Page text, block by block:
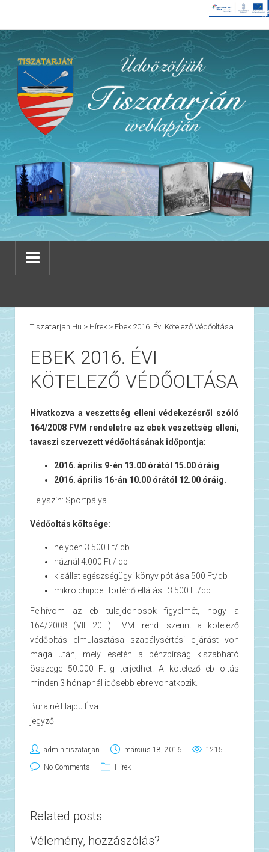
Tiszatarjan.hu > Hírek> Ebek 2016. Évi Kötelező Védőoltása
EBEK 2016. ÉVI
KÖTELEZŐ VÉDŐOLTÁSA
Hivatkozva a veszettség elleni védekezésről szóló
164/2008 FVM rendeletre az ebek veszettség elleni,
tavaszi szervezett védőoltásának időpontja:
2016. április 9-én 13.00 órától 15.00 óráig
2016. április 16-án 10.00 órától 12.00 óráig.
Helyszín: Sportpálya
Védőoltás költsége:
helyben 3.500 Ft/ db
háznál 4.000 Ft / db
kisállat egészségügyi könyv pótlása 500 Ft/db
mikro chippel történő ellátás : 3.500 Ft/db
Felhívom az eb tulajdonosok figyelmét, hogy a
164/2008 (VII. 20 ) FVM. rend. szerint a kötelező
védőoltás elmulasztása szabálysértési eljárást von
maga után, mely esetén a pénzbírság kiszabható
összege 50.000 Ft-ig terjedhet. A kötelező eb oltás
minden 3 hónapnál idősebb ebre vonatkozik.
Burainé Hajdu Éva
jegyző
admin.tiszatarjan március 18, 2016 1215
No Comments Hírek
Related posts
Vélemény, hozzászólás?